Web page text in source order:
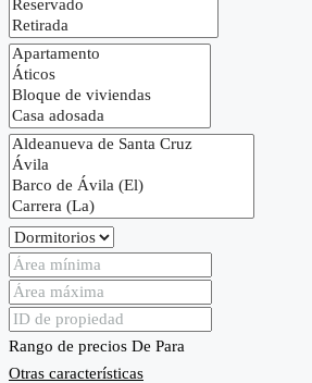
Rango de precios De Para
Otras características